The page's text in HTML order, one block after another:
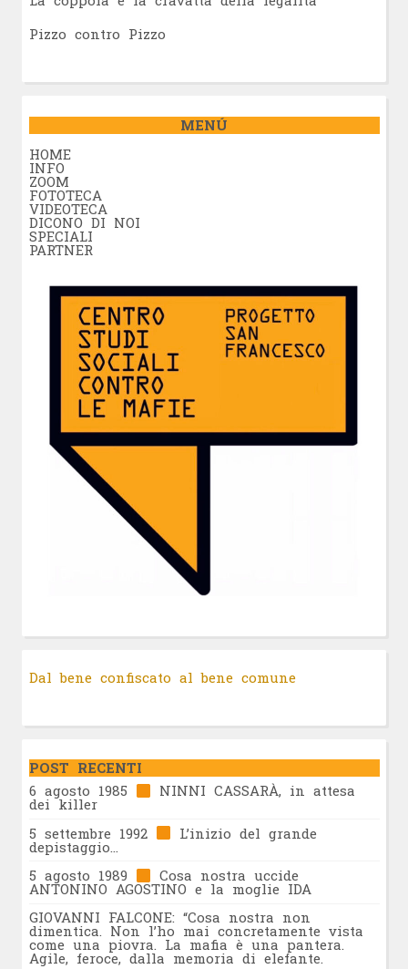
Pizzo contro Pizzo
MENÚ
HOME
INFO
ZOOM
FOTOTECA
VIDEOTECA
DICONO DI NOI
SPECIALI
PARTNER
Dal bene confiscato al bene comune
POST RECENTI
6 agosto 1985
NINNI CASSARÀ, in attesa
dei killer
5 settembre 1992
L’inizio del grande
depistaggio…
5 agosto 1989
Cosa nostra uccide
ANTONINO AGOSTINO e la moglie IDA
GIOVANNI FALCONE: “Cosa nostra non
dimentica. Non l’ho mai concretamente vista
come una piovra. La mafia è una pantera.
Agile, feroce, dalla memoria di elefante.